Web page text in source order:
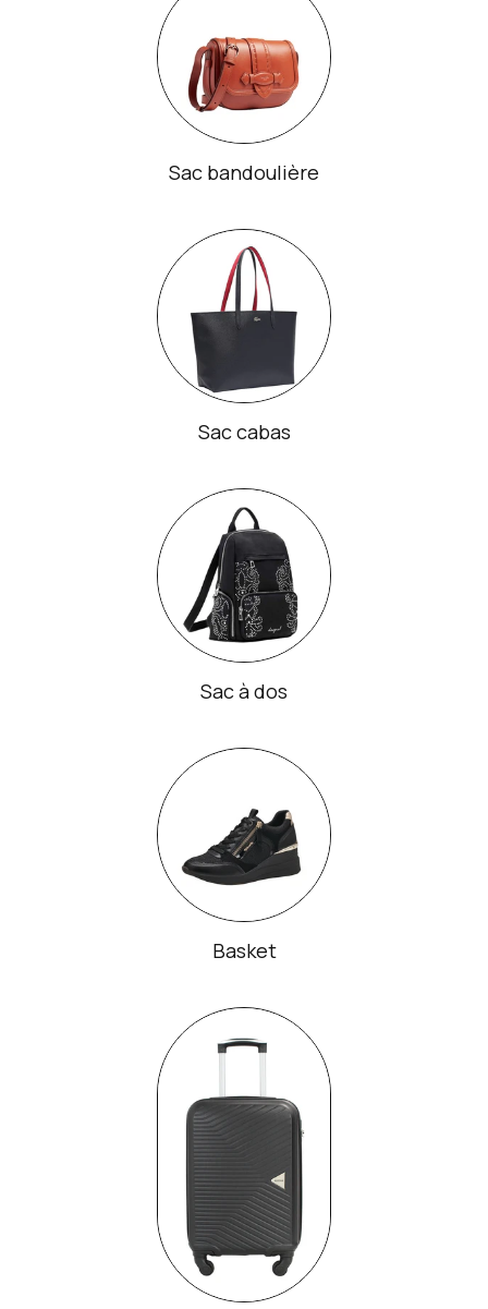
Sac bandoulière
Sac cabas
Sac à dos
Basket